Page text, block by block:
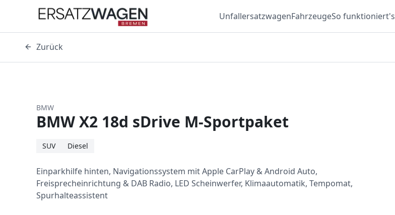
UnfallersatzwagenFahrzeugeSo funktioniert's
Zurück
BMW
BMW X2 18d sDrive M-Sportpaket
SUV Diesel
Einparkhilfe hinten, Navigationssystem mit Apple CarPlay & Android Auto,
Freisprecheinrichtung & DAB Radio, LED Scheinwerfer, Klimaautomatik, Tempomat,
Spurhalteassistent